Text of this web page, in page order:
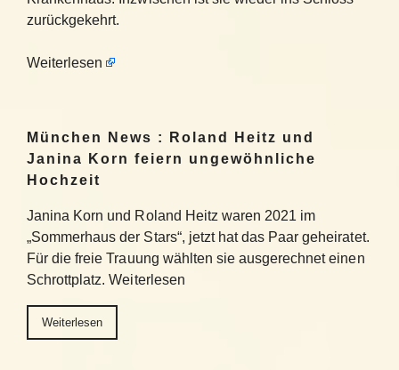
zurückgekehrt.
Weiterlesen
München News : Roland Heitz und
Janina Korn feiern ungewöhnliche
Hochzeit
Janina Korn und Roland Heitz waren 2021 im
„Sommerhaus der Stars“, jetzt hat das Paar geheiratet.
Für die freie Trauung wählten sie ausgerechnet einen
Schrottplatz. Weiterlesen
Weiterlesen